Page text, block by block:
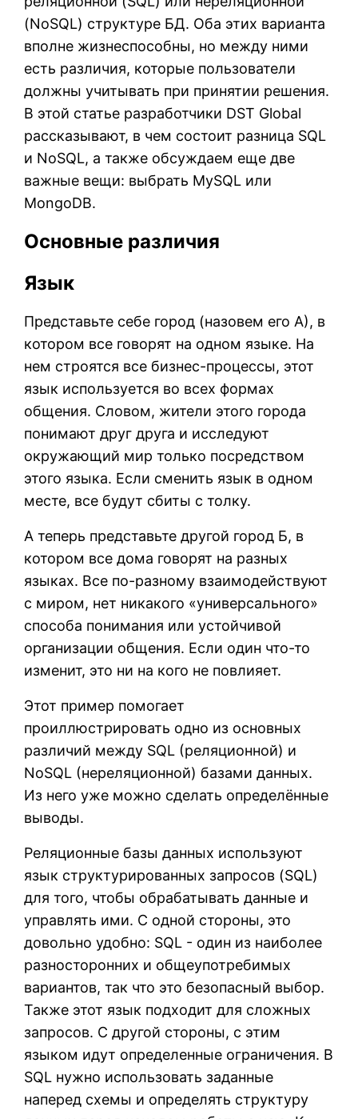
(NoSQL) структуре БД. Оба этих варианта
вполне жизнеспособны, но между ними
есть различия, которые пользователи
должны учитывать при принятии решения.
В этой статье разработчики DST Global
рассказывают, в чем состоит разница SQL
и NoSQL, а также обсуждаем еще две
важные вещи: выбрать MySQL или
MongoDB.
Основные различия
Язык
Представьте себе город (назовем его А), в
котором все говорят на одном языке. На
нем строятся все бизнес-процессы, этот
язык используется во всех формах
общения. Словом, жители этого города
понимают друг друга и исследуют
окружающий мир только посредством
этого языка. Если сменить язык в одном
месте, все будут сбиты с толку.
А теперь представьте другой город Б, в
котором все дома говорят на разных
языках. Все по-разному взаимодействуют
с миром, нет никакого «универсального»
способа понимания или устойчивой
организации общения. Если один что-то
изменит, это ни на кого не повлияет.
Этот пример помогает
проиллюстрировать одно из основных
различий между SQL (реляционной) и
NoSQL (нереляционной) базами данных.
Из него уже можно сделать определённые
выводы.
Реляционные базы данных используют
язык структурированных запросов (SQL)
для того, чтобы обрабатывать данные и
управлять ими. С одной стороны, это
довольно удобно: SQL - один из наиболее
разносторонних и общеупотребимых
вариантов, так что это безопасный выбор.
Также этот язык подходит для сложных
запросов. С другой стороны, с этим
языком идут определенные ограничения. В
SQL нужно использовать заданные
наперед схемы и определять структуру